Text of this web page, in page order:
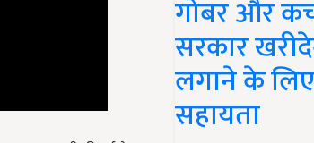
गोबर और
सरकार
लगाने के
सहायता